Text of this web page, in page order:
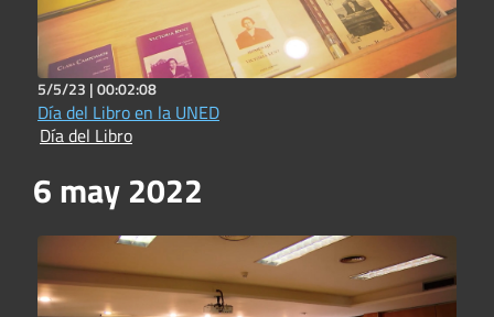
5/5/23 |00:02:08
Día del Libro en la UNED
Día del Libro
6 may 2022